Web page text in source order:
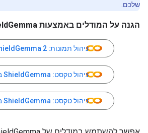
שלכם.
הגנה על המודלים באמצעות ShieldGemma
ניהול תמונות: ShieldGemma 2 ב-Transformers
ניהול טקסט: ShieldGemma ב-Transformers
ניהול טקסט: ShieldGemma ב-Keras